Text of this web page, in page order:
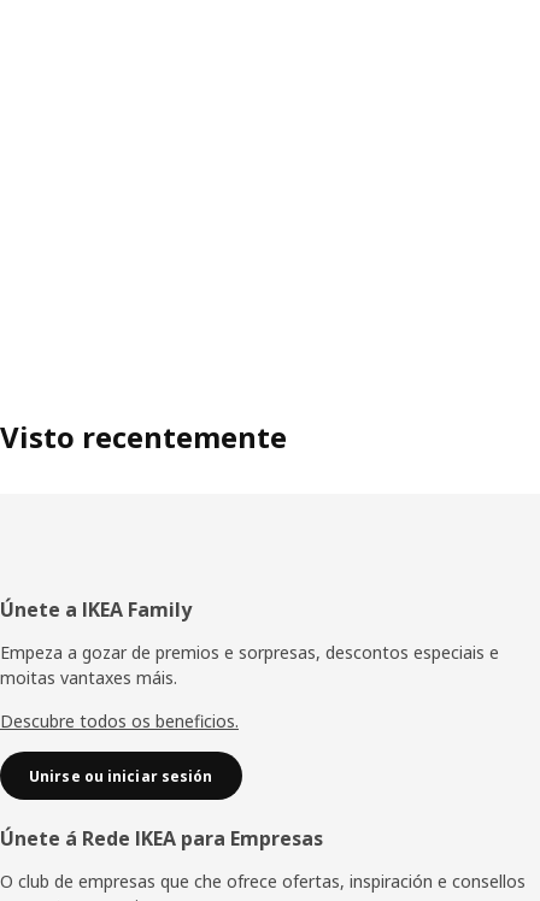
Visto recentemente
Pé
de
páxina
Únete a IKEA Family
Empeza a gozar de premios e sorpresas, descontos especiais e
moitas vantaxes máis.
Descubre todos os beneficios.
Unirse ou iniciar sesión
Únete á Rede IKEA para Empresas
O club de empresas que che ofrece ofertas, inspiración e consellos